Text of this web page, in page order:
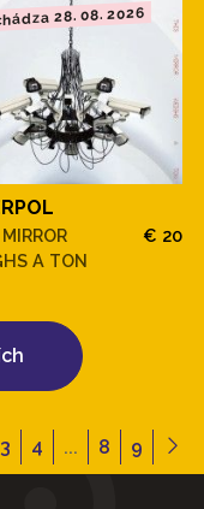
28. 08. 2026
A TON
€ 20
3 4 ... 8 9